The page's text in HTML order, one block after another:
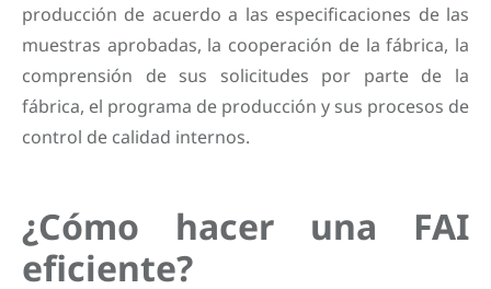
producción de acuerdo a las especificaciones de las
muestras aprobadas, la cooperación de la fábrica, la
comprensión de sus solicitudes por parte de la
fábrica, el programa de producción y sus procesos de
control de calidad internos.
¿Cómo hacer una FAI
eficiente?